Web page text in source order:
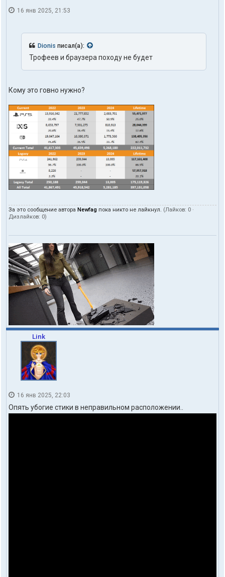
16 янв 2025, 21:53
Dionis писал(а):
Трофеев и браузера походу не будет
Кому это говно нужно?
За это сообщение автора Newfag пока никто не лайкнул. (Лайков: 0 ·
Дизлайков: 0)
Link
16 янв 2025, 22:03
Опять убогие стики в неправильном расположении..